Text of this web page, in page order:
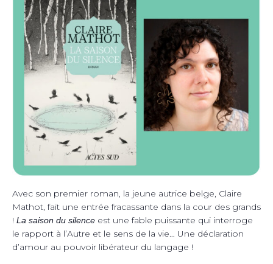
Avec son premier roman, la jeune autrice belge, Claire
Mathot, fait une entrée fracassante dans la cour des grands
! La saison du silence est une fable puissante qui interroge
le rapport à l’Autre et le sens de la vie… Une déclaration
d’amour au pouvoir libérateur du langage !